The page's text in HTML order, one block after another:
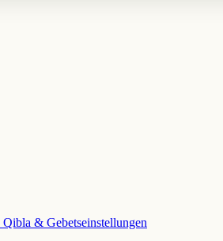
Qibla & Gebetseinstellungen